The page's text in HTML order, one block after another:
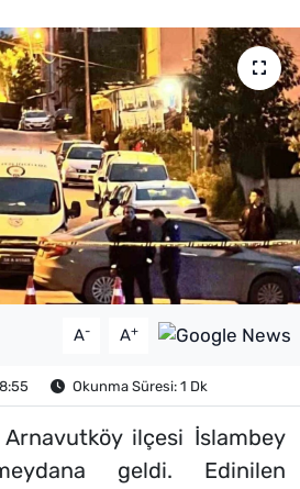
A- A+
Okunma Süresi: 1 Dk
ilçesi İslambey
geldi. Edinilen